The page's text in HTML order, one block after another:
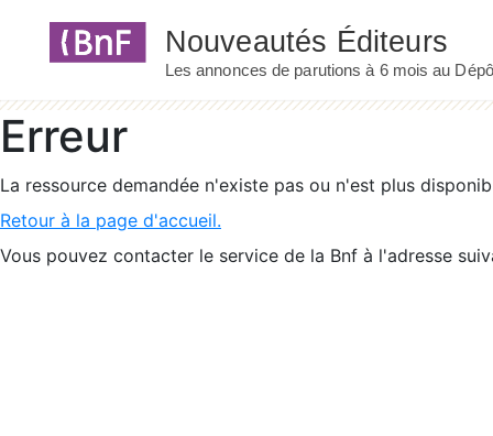
Erreur
La ressource demandée n'existe pas ou n'est plus
Retour à la page d'accueil.
Vous pouvez contacter le service de la Bnf à l'adresse